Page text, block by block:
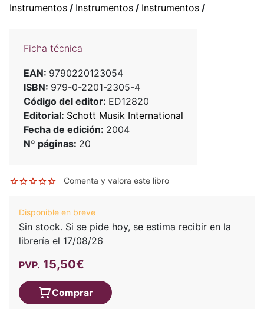
Instrumentos / Instrumentos / Instrumentos /
Ficha técnica
EAN: 9790220123054
ISBN: 979-0-2201-2305-4
Código del editor: ED12820
Editorial: Schott Musik International
Fecha de edición: 2004
Nº páginas: 20
Comenta y valora este libro
Disponible en breve
Sin stock. Si se pide hoy, se estima recibir en la
librería el 17/08/26
PVP. 15,50€
Comprar